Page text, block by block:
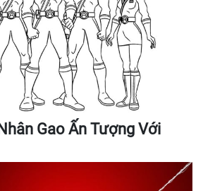
Gao Ấn Tượng Với